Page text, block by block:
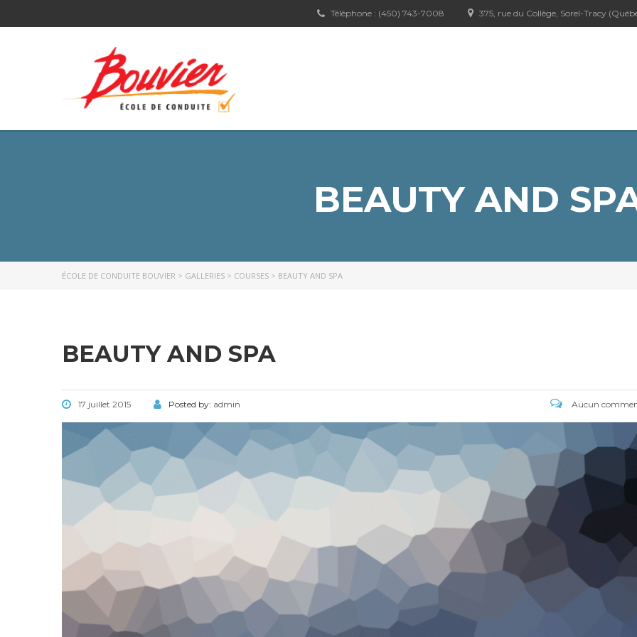
375, rue du Collège, Sorel-Tracy
Téléphone : (450) 743-7008
BEAUTY AND
ÉCOLE DE CONDUITE BOUVIER > GALLERIES > COURSES > BEAUTY AND SPA
BEAUTY AND SPA
17 juillet 2015 Posted by: admin Aucun